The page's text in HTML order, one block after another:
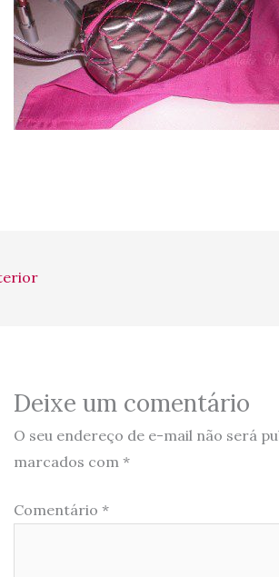
Deixe um comentário
O seu endereço de e-mail não será
marcados com *
Comentário *